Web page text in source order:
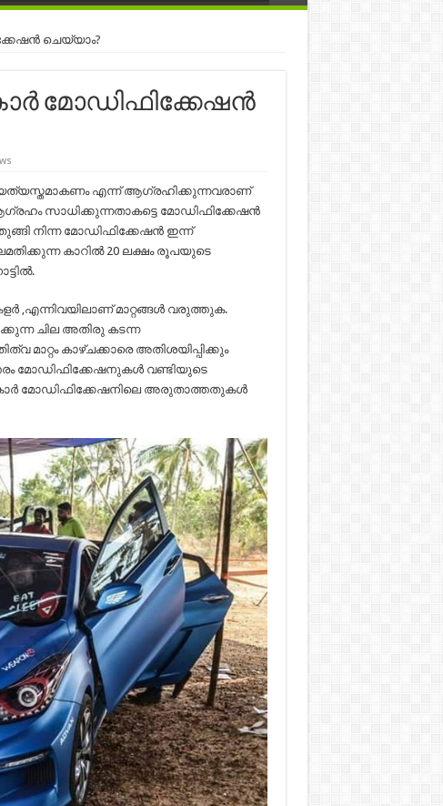
ചെയ്യാം?
മോഡിഫിക്കേഷൻ
എന്ന് ആഗ്രഹിക്കുന്നവരാണ്
സാധിക്കുന്നതാകട്ടെ മോഡിഫിക്കേഷൻ
നിന്ന മോഡിഫിക്കേഷൻ ഇന്ന്
കാറിൽ 20 ലക്ഷം രൂപയുടെ
,എന്നിവയിലാണ് മാറ്റങ്ങൾ വരുത്തുക.
ചില അതിരു കടന്ന
കാഴ്ചക്കാരെ അതിശയിപ്പിക്കും
മോഡിഫിക്കേഷനുകൾ വണ്ടിയുടെ
കാർ മോഡിഫിക്കേഷനിലെ അരുതാത്തതുകൾ